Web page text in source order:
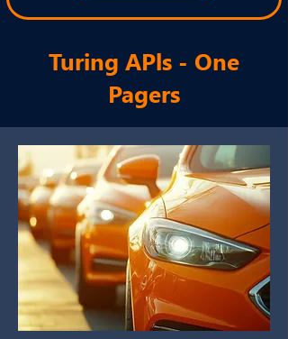
Turing APls - One
Pagers